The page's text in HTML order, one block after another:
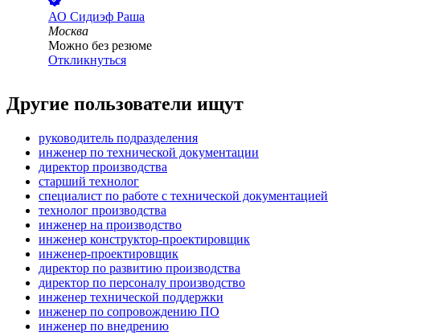
АО Сидиэф Раша
Москва
Можно без резюме
Откликнуться
Другие пользователи ищут
руководитель подразделения
инженер по технической документации
директор производства
старший технолог
специалист по работе с технической документацией
технолог производства
инженер на производство
инженер конструктор-проектировщик
инженер-проектировщик
директор по развитию производства
директор по персоналу производство
инженер технической поддержки
инженер по сопровождению ПО
инженер по внедрению